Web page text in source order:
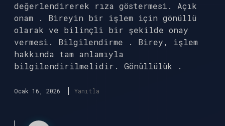
değerlendirerek rıza göstermesi. Açık
onam . Bireyin bir işlem için gönüllü
olarak ve bilinçli bir şekilde onay
vermesi. Bilgilendirme . Birey, işlem
hakkında tam anlamıyla
bilgilendirilmelidir. Gönüllülük .
Ocak 16, 2026 Yanıtla